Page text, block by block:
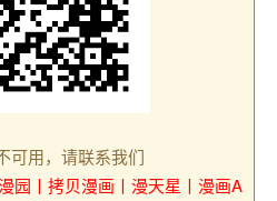
可用，请联系我们
园丨拷贝漫画丨漫天星丨漫画A